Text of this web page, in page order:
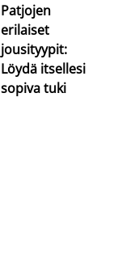
Patjojen
erilaiset
jousityypit:
Löydä itsellesi
sopiva tuki